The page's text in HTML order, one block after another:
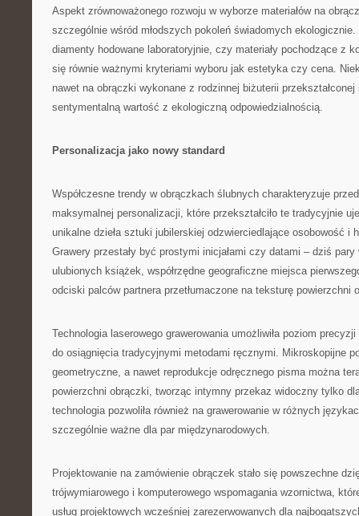
Aspekt zrównoważonego rozwoju w wyborze materiałów na
szczególnie wśród młodszych pokoleń świadomych
diamenty hodowane laboratoryjnie, czy materiały pochodzące z
się równie ważnymi kryteriami wyboru jak estetyka czy cena.
nawet na obrączki wykonane z rodzinnej biżuterii
sentymentalną wartość z ekologiczną odpowiedzialnością.
Personalizacja jako nowy standard
Współczesne trendy w obrączkach ślubnych charakteryzuje
maksymalnej personalizacji, które przekształciło te tradycyjnie
unikalne dzieła sztuki jubilerskiej odzwierciedlające osobowość i
Grawery przestały być prostymi inicjałami czy datami – dziś
ulubionych książek, współrzędne geograficzne miejsca
odciski palców partnera przetłumaczone na teksturę powierzchni
Technologia laserowego grawerowania umożliwiła poziom
do osiągnięcia tradycyjnymi metodami ręcznymi. Mikroskopijne
geometryczne, a nawet reprodukcje odręcznego pisma można
powierzchni obrączki, tworząc intymny przekaz widoczny tylko
technologia pozwoliła również na grawerowanie w różnych
szczególnie ważne dla par międzynarodowych.
Projektowanie na zamówienie obrączek stało się powszechne
trójwymiarowego i komputerowego wspomagania wzornictwa,
usług projektowych wcześniej zarezerwowanych dla